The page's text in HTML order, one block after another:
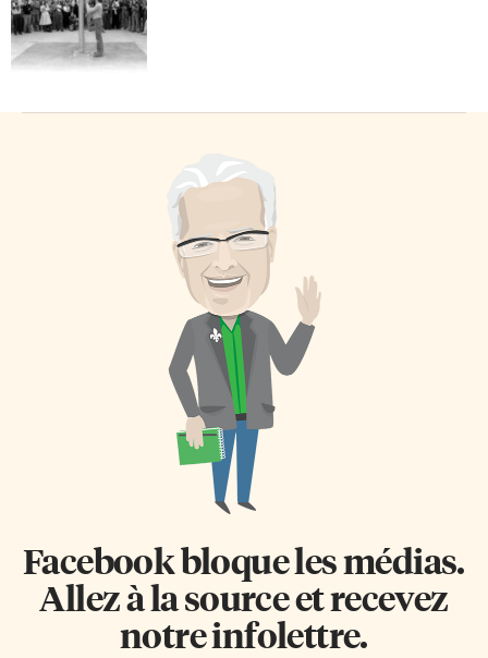
Facebook bloque les médias.
Allez à la source et recevez
notre infolettre.